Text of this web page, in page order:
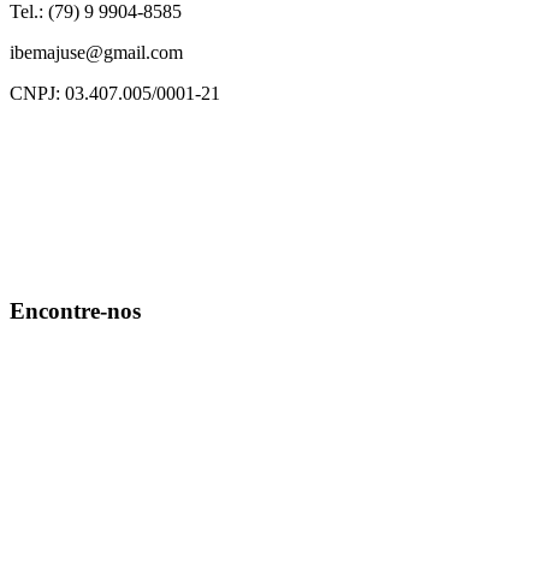
Tel.: (79) 9 9904-8585
ibemajuse@gmail.com
CNPJ: 03.407.005/0001-21
Encontre-nos